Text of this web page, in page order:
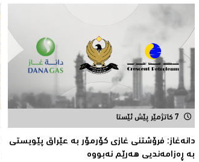
7 کاتژمێر پێش ئێستا
دانەغاز: فرۆشتنی غازی كۆرمۆر بە عێراق پێویستی
بە ڕەزامەندیی هەرێم نەبووە